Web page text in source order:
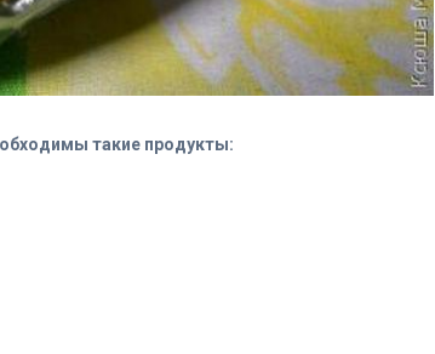
такие продукты: